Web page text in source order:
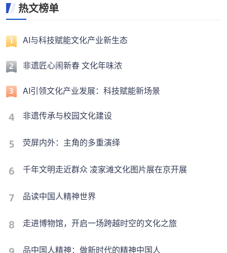
热文榜单
AI与科技赋能文化产业新生态
非遗匠心闹新春 文化年味浓
AI引领文化产业发展：科技赋能新场景
非遗传承与校园文化建设
荧屏内外：主角的多重演绎
千年文明走近群众 凌家滩文化图片展在京开展
品读中国人精神世界
走进博物馆，开启一场跨越时空的文化之旅
品中国人精神：做新时代的精神中国人